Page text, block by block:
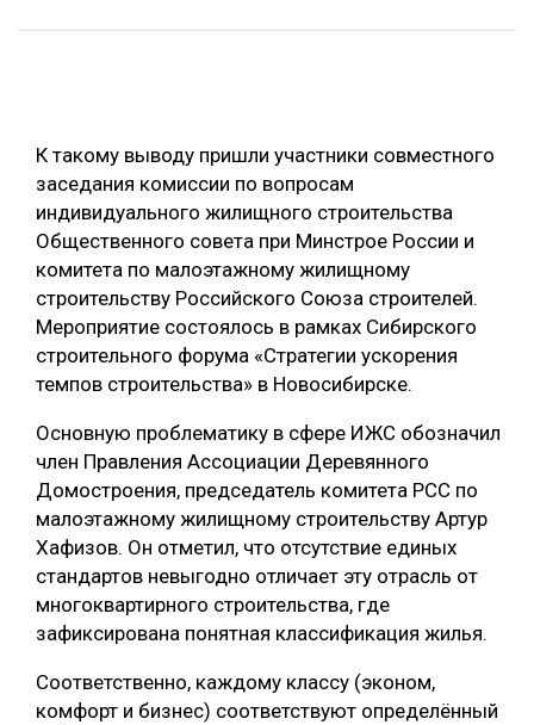
ПРОИЗВОДСТВО ДРЕВЕСНЫХ ПЛИТ
ЦБП
КОМПЛЕКСНАЯ ПЕРЕРАБОТКА
ЛЕСОПИЛЕНИЕ
ДЕРЕВЯННОЕ ДОМОСТРОЕНИЕ
СОРТИРОВКА ДРЕВЕСИНЫ
СУШКА ДРЕВЕСИНЫ
МЕБЕЛЬНОЕ ПРОИЗВОДСТВО
ПОДБОРКИ СТАТЕЙ
К такому выводу пришли участники совместного
заседания комиссии по вопросам
индивидуального жилищного строительства
Общественного совета при Минстрое России и
комитета по малоэтажному жилищному
строительству Российского Союза строителей.
Мероприятие состоялось в рамках Сибирского
строительного форума «Стратегии ускорения
темпов строительства» в Новосибирске.
Основную проблематику в сфере ИЖС обозначил
член Правления Ассоциации Деревянного
Домостроения, председатель комитета РСС по
малоэтажному жилищному строительству Артур
Хафизов. Он отметил, что отсутствие единых
стандартов невыгодно отличает эту отрасль от
многоквартирного строительства, где
зафиксирована понятная классификация жилья.
Соответственно, каждому классу (эконом,
комфорт и бизнес) соответствуют определённый